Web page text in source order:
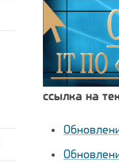
ссылка на